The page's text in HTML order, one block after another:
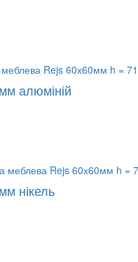
алюміній
нікель